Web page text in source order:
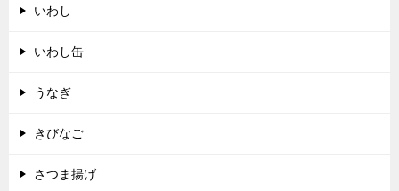
いわし
いわし缶
うなぎ
きびなご
さつま揚げ